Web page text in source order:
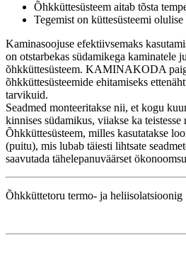
Õhkküttesüsteem aitab tõsta
Tegemist on küttesüsteemi olulise
Kaminasoojuse efektiivsemaks
on otstarbekas südamikega kaminatele
õhkküttesüsteem. KAMINAKODA
õhkküttesüsteemide ehitamiseks
tarvikuid.
Seadmed monteeritakse nii, et kogu
kinnises südamikus, viiakse ka teistesse
Õhkküttesüsteem, milles kasutatakse
(puitu), mis lubab täiesti lihtsate
saavutada tähelepanuväärset
Õhkküttetoru termo- ja heliisolatsioonig